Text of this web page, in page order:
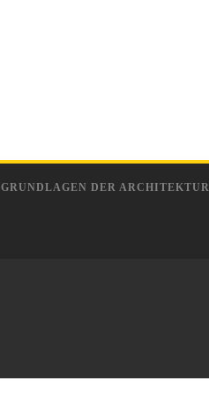
GRUNDLAGEN DER ARCHITEKTUR